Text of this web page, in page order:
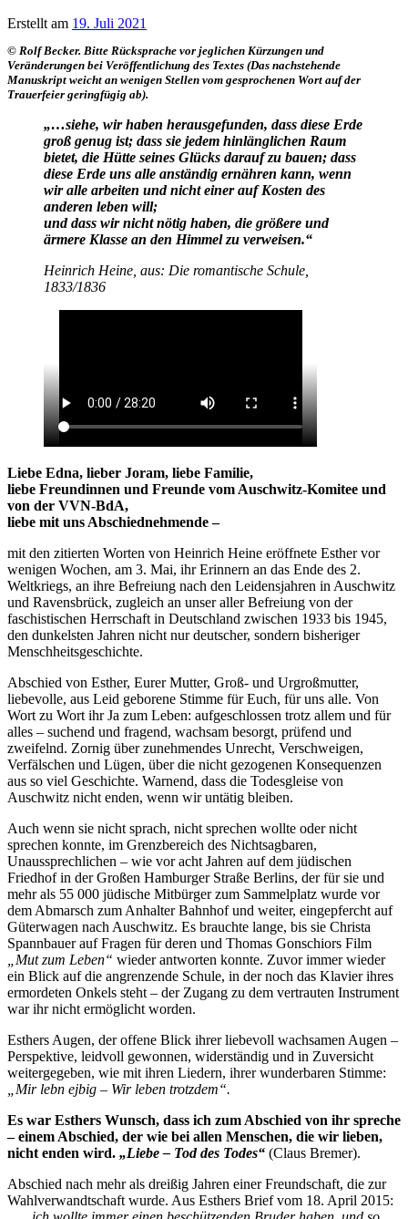
Erstellt am 19. Juli 2021
© Rolf Becker. Bitte Rücksprache vor jeglichen Kürzungen und
Veränderungen bei Veröffentlichung des Textes (Das nachstehende
Manuskript weicht an wenigen Stellen vom gesprochenen Wort auf der
Trauerfeier geringfügig ab).
„…siehe, wir haben herausgefunden, dass diese Erde
groß genug ist; dass sie jedem hinlänglichen Raum
bietet, die Hütte seines Glücks darauf zu bauen; dass
diese Erde uns alle anständig ernähren kann, wenn
wir alle arbeiten und nicht einer auf Kosten des
anderen leben will;
und dass wir nicht nötig haben, die größere und
ärmere Klasse an den Himmel zu verweisen.“
Heinrich Heine, aus: Die romantische Schule,
1833/1836
Liebe Edna, lieber Joram, liebe Familie,
liebe Freundinnen und Freunde vom Auschwitz-Komitee und
von der VVN-BdA,
liebe mit uns Abschiednehmende –
mit den zitierten Worten von Heinrich Heine eröffnete Esther vor
wenigen Wochen, am 3. Mai, ihr Erinnern an das Ende des 2.
Weltkriegs, an ihre Befreiung nach den Leidensjahren in Auschwitz
und Ravensbrück, zugleich an unser aller Befreiung von der
faschistischen Herrschaft in Deutschland zwischen 1933 bis 1945,
den dunkelsten Jahren nicht nur deutscher, sondern bisheriger
Menschheitsgeschichte.
Abschied von Esther, Eurer Mutter, Groß- und Urgroßmutter,
liebevolle, aus Leid geborene Stimme für Euch, für uns alle. Von
Wort zu Wort ihr Ja zum Leben: aufgeschlossen trotz allem und für
alles – suchend und fragend, wachsam besorgt, prüfend und
zweifelnd. Zornig über zunehmendes Unrecht, Verschweigen,
Verfälschen und Lügen, über die nicht gezogenen Konsequenzen
aus so viel Geschichte. Warnend, dass die Todesgleise von
Auschwitz nicht enden, wenn wir untätig bleiben.
Auch wenn sie nicht sprach, nicht sprechen wollte oder nicht
sprechen konnte, im Grenzbereich des Nichtsagbaren,
Unaussprechlichen – wie vor acht Jahren auf dem jüdischen
Friedhof in der Großen Hamburger Straße Berlins, der für sie und
mehr als 55 000 jüdische Mitbürger zum Sammelplatz wurde vor
dem Abmarsch zum Anhalter Bahnhof und weiter, eingepfercht auf
Güterwagen nach Auschwitz. Es brauchte lange, bis sie Christa
Spannbauer auf Fragen für deren und Thomas Gonschiors Film
„Mut zum Leben“ wieder antworten konnte. Zuvor immer wieder
ein Blick auf die angrenzende Schule, in der noch das Klavier ihres
ermordeten Onkels steht – der Zugang zu dem vertrauten Instrument
war ihr nicht ermöglicht worden.
Esthers Augen, der offene Blick ihrer liebevoll wachsamen Augen –
Perspektive, leidvoll gewonnen, widerständig und in Zuversicht
weitergegeben, wie mit ihren Liedern, ihrer wunderbaren Stimme:
„Mir lebn ejbig – Wir leben trotzdem“.
Es war Esthers Wunsch, dass ich zum Abschied von ihr spreche
– einem Abschied, der wie bei allen Menschen, die wir lieben,
nicht enden wird. „Liebe – Tod des Todes“ (Claus Bremer).
Abschied nach mehr als dreißig Jahren einer Freundschaft, die zur
Wahlverwandtschaft wurde. Aus Esthers Brief vom 18. April 2015: